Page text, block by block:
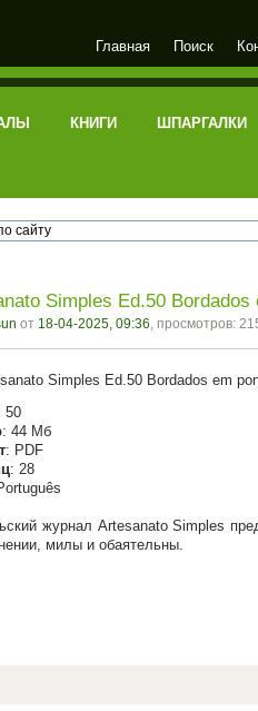
Главная Поиск
КНИГИ ШПАРГАЛКИ
Simples Ed.50 Bordados
от 18-04-2025, 09:36, просмотров:
50
: 44 Мб
: PDF
: 28
журнал Artesanato Simples
милы и обаятельны.